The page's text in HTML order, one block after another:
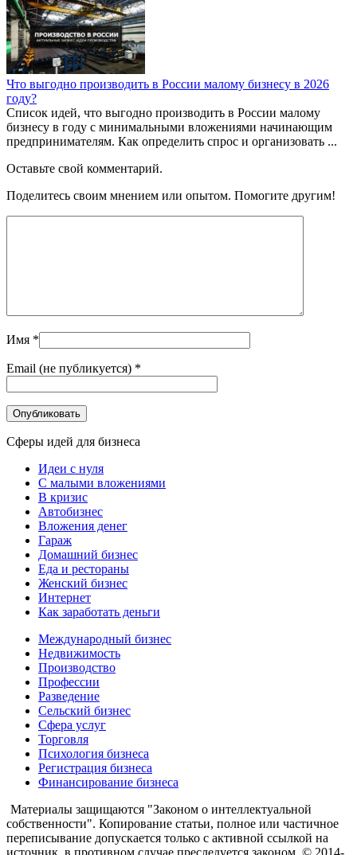
Что выгодно производить в России малому бизнесу в 2026
году?
Список идей, что выгодно производить в России малому
бизнесу в году с минимальными вложениями начинающим
предпринимателям. Как определить спрос и организовать ...
Оставьте свой комментарий.
Поделитесь своим мнением или опытом. Помогите другим!
Имя *
Email (не публикуется) *
Сферы идей для бизнеса
Идеи с нуля
С малыми вложениями
В кризис
Автобизнес
Вложения денег
Гараж
Домашний бизнес
Еда и рестораны
Женский бизнес
Интернет
Как заработать деньги
Международный бизнес
Недвижимость
Производство
Профессии
Разведение
Сельский бизнес
Сфера услуг
Торговля
Психология бизнеса
Регистрация бизнеса
Финансирование бизнеса
Материалы защищаются "Законом о интеллектуальной
собственности". Копирование статьи, полное или частичное
переписывание допускается только с активной ссылкой на